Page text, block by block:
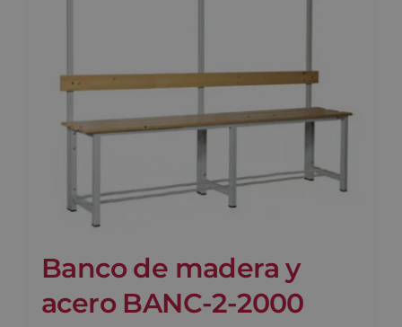
Banco de madera y
acero BANC-2-2000